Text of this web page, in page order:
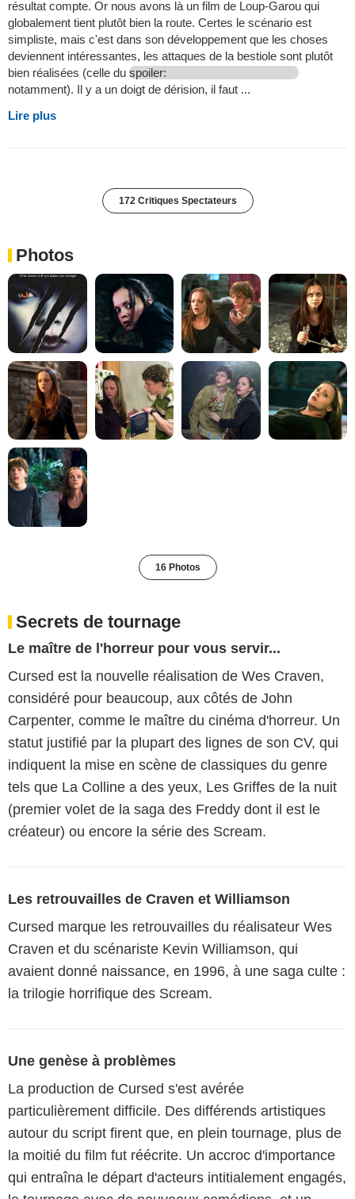
résultat compte. Or nous avons là un film de Loup-Garou qui
globalement tient plutôt bien la route. Certes le scénario est
simpliste, mais c'est dans son développement que les choses
deviennent intéressantes, les attaques de la bestiole sont plutôt
bien réalisées (celle du spoiler:
notamment). Il y a un doigt de dérision, il faut ...
Lire plus
172 Critiques Spectateurs
Photos
16 Photos
Secrets de tournage
Le maître de l'horreur pour vous servir...
Cursed est la nouvelle réalisation de Wes Craven,
considéré pour beaucoup, aux côtés de John
Carpenter, comme le maître du cinéma d'horreur. Un
statut justifié par la plupart des lignes de son CV, qui
indiquent la mise en scène de classiques du genre
tels que La Colline a des yeux, Les Griffes de la nuit
(premier volet de la saga des Freddy dont il est le
créateur) ou encore la série des Scream.
Les retrouvailles de Craven et Williamson
Cursed marque les retrouvailles du réalisateur Wes
Craven et du scénariste Kevin Williamson, qui
avaient donné naissance, en 1996, à une saga culte :
la trilogie horrifique des Scream.
Une genèse à problèmes
La production de Cursed s'est avérée
particulièrement difficile. Des différends artistiques
autour du script firent que, en plein tournage, plus de
la moitié du film fut réécrite. Un accroc d'importance
qui entraîna le départ d'acteurs intitialement engagés,